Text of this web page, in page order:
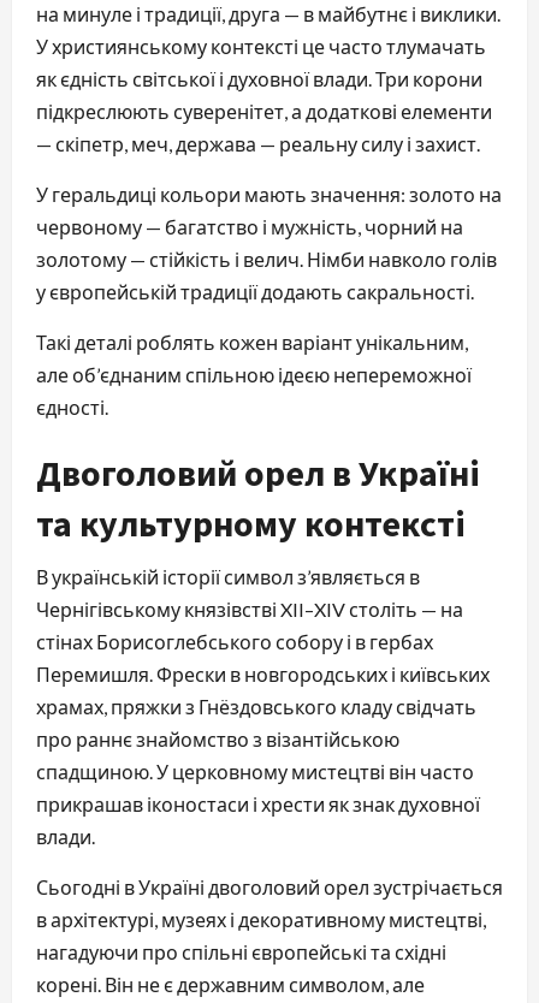
на минуле і традиції, друга — в майбутнє і виклики.
У християнському контексті це часто тлумачать
як єдність світської і духовної влади. Три корони
підкреслюють суверенітет, а додаткові елементи
— скіпетр, меч, держава — реальну силу і захист.
У геральдиці кольори мають значення: золото на
червоному — багатство і мужність, чорний на
золотому — стійкість і велич. Німби навколо голів
у європейській традиції додають сакральності.
Такі деталі роблять кожен варіант унікальним,
але об’єднаним спільною ідеєю непереможної
єдності.
Двоголовий орел в Україні
та культурному контексті
В українській історії символ з’являється в
Чернігівському князівстві XII–XIV століть — на
стінах Борисоглебського собору і в гербах
Перемишля. Фрески в новгородських і київських
храмах, пряжки з Гнёздовського кладу свідчать
про раннє знайомство з візантійською
спадщиною. У церковному мистецтві він часто
прикрашав іконостаси і хрести як знак духовної
влади.
Сьогодні в Україні двоголовий орел зустрічається
в архітектурі, музеях і декоративному мистецтві,
нагадуючи про спільні європейські та східні
корені. Він не є державним символом, але